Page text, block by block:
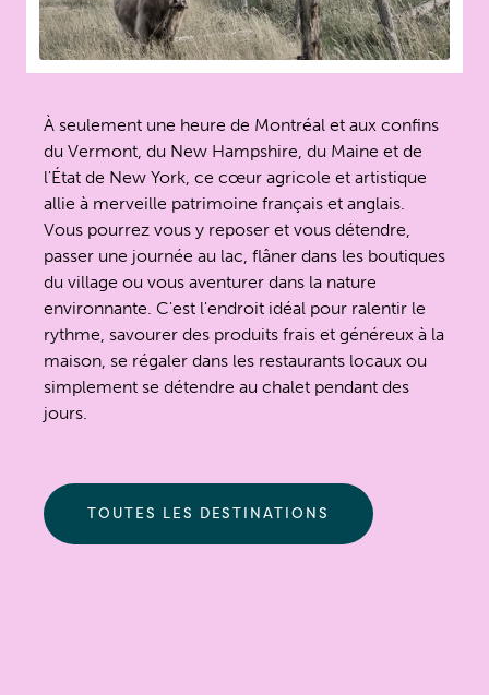
À seulement une heure de Montréal et aux confins
du Vermont, du New Hampshire, du Maine et de
l'État de New York, ce cœur agricole et artistique
allie à merveille patrimoine français et anglais.
Vous pourrez vous y reposer et vous détendre,
passer une journée au lac, flâner dans les boutiques
du village ou vous aventurer dans la nature
environnante. C'est l'endroit idéal pour ralentir le
rythme, savourer des produits frais et généreux à la
maison, se régaler dans les restaurants locaux ou
simplement se détendre au chalet pendant des
jours.
TOUTES LES DESTINATIONS